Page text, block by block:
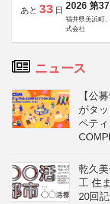
あと 33 日 2026 第
福井県美浜町
式会社
ニュース
【公
がタ
ペテ
乾久
工 住
20回